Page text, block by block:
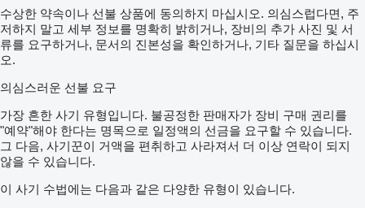
수상한 약속이나 선불 상품에 동의하지 마십시오. 의심스럽다면, 주
저하지 말고 세부 정보를 명확히 밝히거나, 장비의 추가 사진 및 서
류를 요구하거나, 문서의 진본성을 확인하거나, 기타 질문을 하십시
오.
의심스러운 선불 요구
가장 흔한 사기 유형입니다. 불공정한 판매자가 장비 구매 권리를
"예약"해야 한다는 명목으로 일정액의 선금을 요구할 수 있습니다.
그 다음, 사기꾼이 거액을 편취하고 사라져서 더 이상 연락이 되지
않을 수 있습니다.
이 사기 수법에는 다음과 같은 다양한 유형이 있습니다.